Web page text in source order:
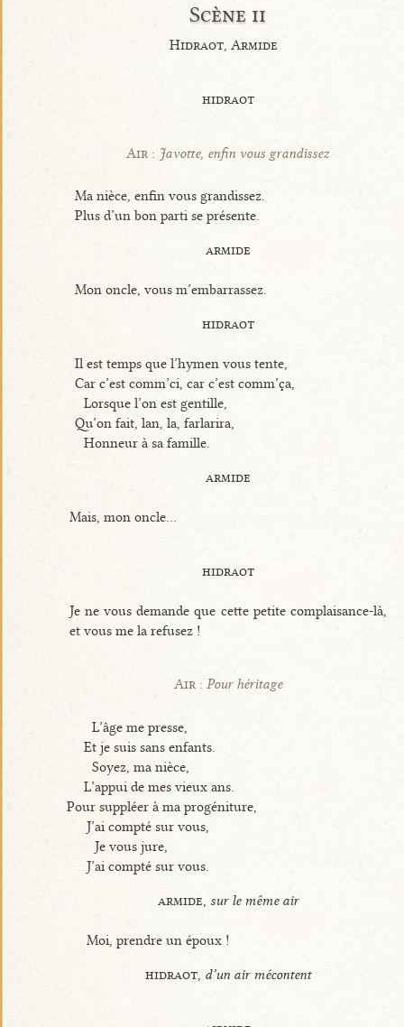
Scène ii
Hidraot, Armide
hidraot
Air : Javotte, enfin vous grandissez
Ma nièce, enfin vous grandissez.
Plus d’un bon parti se présente.
armide
Mon oncle, vous m’embarrassez.
hidraot
Il est temps que l’hymen vous tente,
Car c’est comm’ci, car c’est comm’ça,
Lorsque l’on est gentille,
Qu’on fait, lan, la, farlarira,
Honneur à sa famille.
armide
Mais, mon oncle...
hidraot
Je ne vous demande que cette petite complaisance-là,
et vous me la refusez !
Air : Pour héritage
L’âge me presse,
Et je suis sans enfants.
Soyez, ma nièce,
L’appui de mes vieux ans.
Pour suppléer à ma progéniture,
J’ai compté sur vous,
Je vous jure,
J’ai compté sur vous.
armide, sur le même air
Moi, prendre un époux !
hidraot, d’un air mécontent